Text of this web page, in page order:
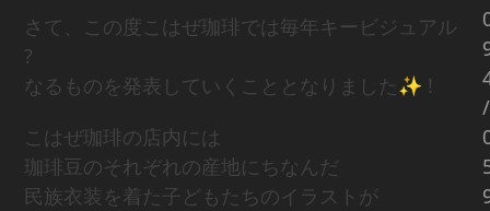
さて、この度こはぜ珈琲では毎年キービジュアル
?️
なるものを発表していくこととなりました✨ !
こはぜ珈琲の店内には
珈琲豆のそれぞれの産地にちなんだ
民族衣装を着た子どもたちのイラストが
/